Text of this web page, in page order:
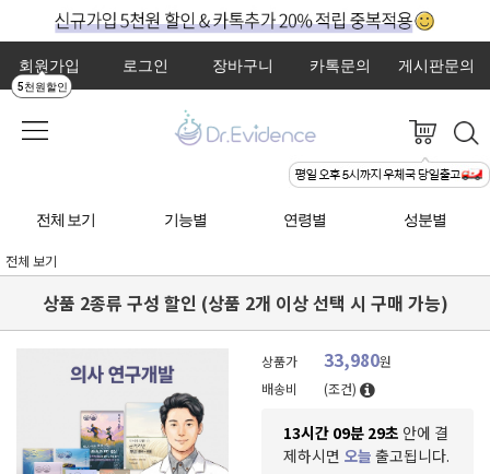
회원가입
5천원할인
로그인 장바구니 카톡문의 게시판문의
전체 보기 기능별 연령별 성분별
전체 보기
상품 2종류 구성 할인 (상품 2개 이상 선택 시 구매 가능)
상품가 33,980원
배송비
(조건)
13시간 09분 28초 안에 결
제하시면 오늘 출고됩니다.